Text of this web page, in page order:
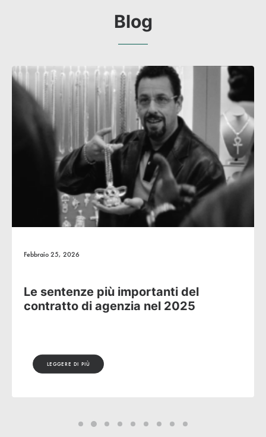
Blog
Febbraio 25, 2026
Le sentenze più importanti del
contratto di agenzia nel 2025
LEGGERE DI PIÙ